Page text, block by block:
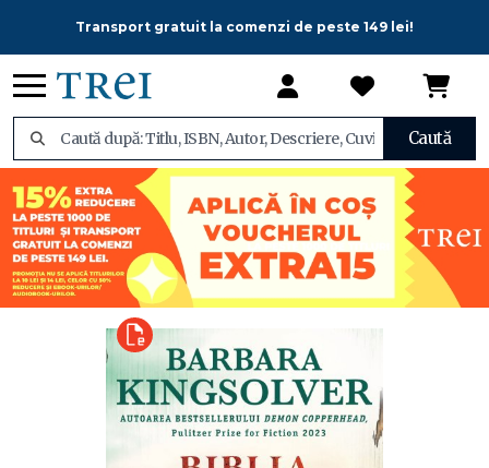
Transport gratuit la comenzi de peste 149 lei!
Caută